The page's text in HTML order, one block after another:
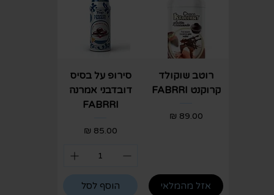
רוטב שוקולד
קרוקנט FABRRI
מחיר
אזל מהמלאי
סירופ על בסיס
דובדבני אמרנה
FABRRI
מחיר
הוסף לסל